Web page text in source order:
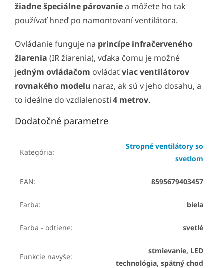
žiadne špeciálne párovaniea môžete ho tak
používať hneď po namontovaní ventilátora.
Ovládanie funguje na princípe infračerveného
žiarenia (IR žiarenia), vďaka čomu je možné
jedným ovládačom ovládaťviac ventilátorov
rovnakého modelu naraz, ak sú v jeho dosahu, a
to ideálne do vzdialenosti 4 metrov.
Dodatočné parametre
Kategória:
Stropné ventilátory so
svetlom
EAN: 8595679403457
Farba: biela
Farba - odtiene: svetlé
Funkcie navyše:
stmievanie, LED
technológia, spätný chod